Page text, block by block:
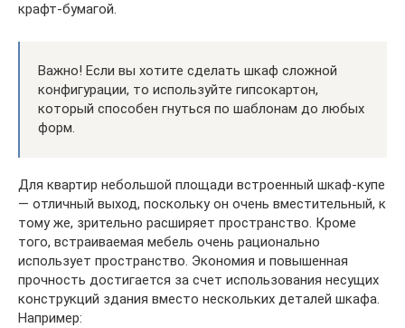
крафт-бумагой.
Важно! Если вы хотите сделать шкаф сложной
конфигурации, то используйте гипсокартон,
который способен гнуться по шаблонам до любых
форм.
Для квартир небольшой площади встроенный шкаф-купе
— отличный выход, поскольку он очень вместительный, к
тому же, зрительно расширяет пространство. Кроме
того, встраиваемая мебель очень рационально
использует пространство. Экономия и повышенная
прочность достигается за счет использования несущих
конструкций здания вместо нескольких деталей шкафа.
Например: